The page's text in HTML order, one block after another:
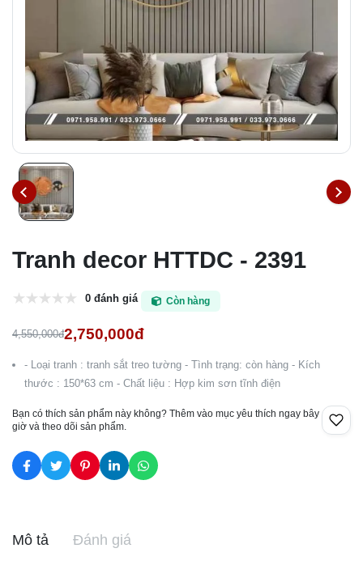
Tranh decor HTTDC - 2391
0 đánh giá Còn hàng
4,550,000đ2,750,000đ
- Loại tranh : tranh sắt treo tường - Tình trạng: còn hàng - Kích
thước : 150*63 cm - Chất liệu : Hợp kim sơn tĩnh điện
Bạn có thích sản phẩm này không? Thêm vào mục yêu thích ngay bây
giờ và theo dõi sản phẩm.
Mô tả Đánh giá